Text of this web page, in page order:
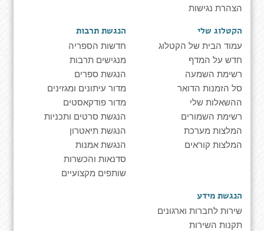
הצהרת נגישות
הקטלוג שלי
עמוד הבית של הקטלוג
חדש על המדף
רשימת השמעה
סל הזמנות הדואר
ההשאלות שלי
רשימת השמורים
המלצות מערכת
המלצות קוראים
הנגשת תרבות
חדשות הספריה
מנגישים תרבות
הנגשת ספרים
מדור עיתונים ומגזינים
מדור פודקאסטים
הנגשת סרטים ותכניות
הנגשת תיאטרון
הנגשת אמנות
סדנאות והכשרות
שותפים מקצועיים
הנגשת מידע
שירות לחברות וארגונים
תקנות השירות